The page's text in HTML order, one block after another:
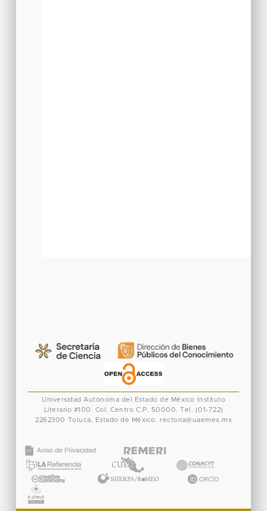
Universidad Autónoma del Estado de México
Instituto
Literario #100. Col. Centro C.P. 50000. Tel. (01-722)
2262300 Toluca, Estado de México. rectoria@uaemex.mx